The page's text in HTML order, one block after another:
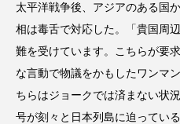
太平洋戦争後、アジアのある国
相は毒舌で対応した。「貴国周
難を受けています。こちらが要
な言動で物議をかもしたワンマ
ちらはジョークでは済まない状
号が刻々と日本列島に迫ってい